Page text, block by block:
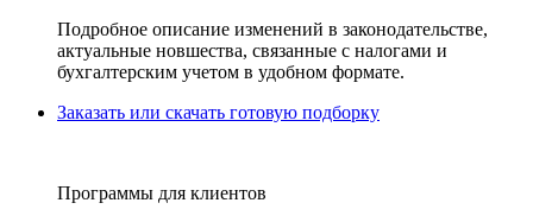
Подробное описание изменений в законодательстве,
актуальные новшества, связанные с налогами и
бухгалтерским учетом в удобном формате.
Заказать или скачать готовую подборку
Программы для клиентов